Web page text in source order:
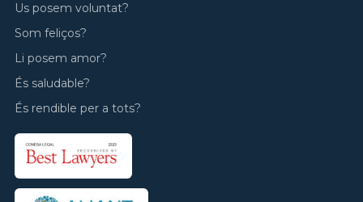
Us posem voluntat?
Som feliços?
Li posem amor?
És saludable?
És rendible per a tots?